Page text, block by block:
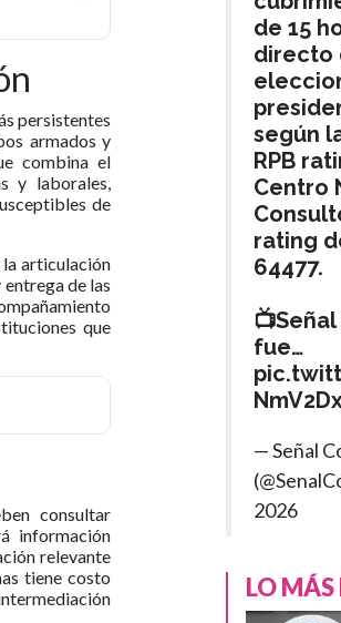
persistentes
armados y
combina el
y laborales,
de
la articulación
de las
que
consultar
información
relevante
tiene costo
de 15
directo
según
RPB
Centro
rating
64477.
fue…
— Señal
2026
LO